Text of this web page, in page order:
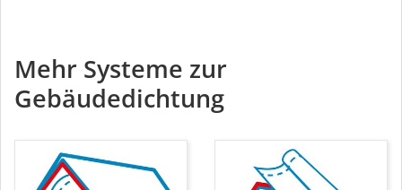
Mehr Systeme zur
Gebäudedichtung